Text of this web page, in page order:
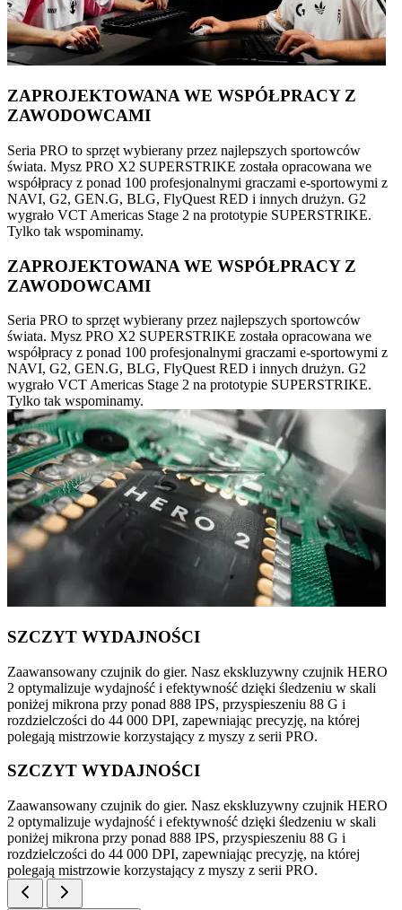
ZAPROJEKTOWANA WE WSPÓŁPRACY Z
ZAWODOWCAMI
Seria PRO to sprzęt wybierany przez najlepszych sportowców
świata. Mysz PRO X2 SUPERSTRIKE została opracowana we
współpracy z ponad 100 profesjonalnymi graczami e-sportowymi z
NAVI, G2, GEN.G, BLG, FlyQuest RED i innych drużyn. G2
wygrało VCT Americas Stage 2 na prototypie SUPERSTRIKE.
Tylko tak wspominamy.
ZAPROJEKTOWANA WE WSPÓŁPRACY Z
ZAWODOWCAMI
Seria PRO to sprzęt wybierany przez najlepszych sportowców
świata. Mysz PRO X2 SUPERSTRIKE została opracowana we
współpracy z ponad 100 profesjonalnymi graczami e-sportowymi z
NAVI, G2, GEN.G, BLG, FlyQuest RED i innych drużyn. G2
wygrało VCT Americas Stage 2 na prototypie SUPERSTRIKE.
Tylko tak wspominamy.
SZCZYT WYDAJNOŚCI
Zaawansowany czujnik do gier. Nasz ekskluzywny czujnik HERO
2 optymalizuje wydajność i efektywność dzięki śledzeniu w skali
poniżej mikrona przy ponad 888 IPS, przyspieszeniu 88 G i
rozdzielczości do 44 000 DPI, zapewniając precyzję, na której
polegają mistrzowie korzystający z myszy z serii PRO.
SZCZYT WYDAJNOŚCI
Zaawansowany czujnik do gier. Nasz ekskluzywny czujnik HERO
2 optymalizuje wydajność i efektywność dzięki śledzeniu w skali
poniżej mikrona przy ponad 888 IPS, przyspieszeniu 88 G i
rozdzielczości do 44 000 DPI, zapewniając precyzję, na której
polegają mistrzowie korzystający z myszy z serii PRO.